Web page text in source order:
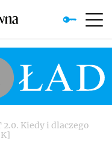
2.0. Kiedy i dlaczego